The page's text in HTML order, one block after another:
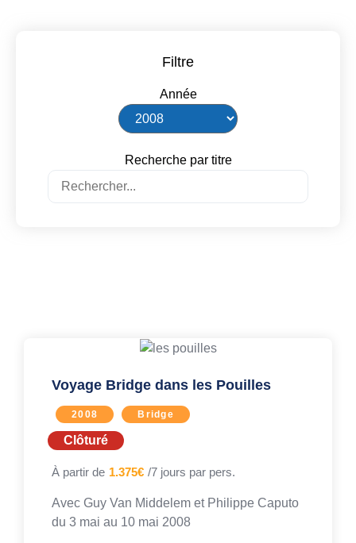
Filtre
Année
Recherche par titre
Voyage Bridge dans les Pouilles
2008 Bridge
Clôturé
À partir de 1.375€ /7 jours par pers.
Avec Guy Van Middelem et Philippe Caputo
du 3 mai au 10 mai 2008